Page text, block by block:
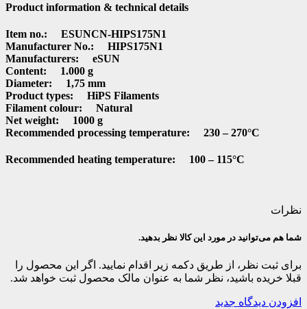
Product information & technical details
Item no.: ESUNCN-HIPS175N1
Manufacturer No.: HIPS175N1
Manufacturers: eSUN
Content: 1.000 g
Diameter: 1,75 mm
Product types: HiPS Filaments
Filament colour: Natural
Net weight: 1000 g
Recommended processing temperature: 230 – 270°C
Recommended heating temperature: 100 – 115°C
نظرات
شما هم می‌توانید در مورد این کالا نظر بدهید.
برای ثبت نظر، از طریق دکمه زیر اقدام نمایید. اگر این محصول را
قبلا خریده باشید، نظر شما به عنوان مالک محصول ثبت خواهد شد.
افزودن دیدگاه جدید